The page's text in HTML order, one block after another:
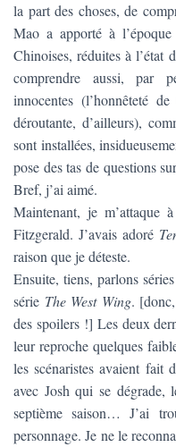
la part des choses, de
Mao a apporté à
Chinoises, réduites à l’état
comprendre aussi, par
innocentes (l’honnêteté
déroutante, d’ailleurs),
sont installées,
pose des tas de questions
Bref, j’ai aimé.
Maintenant, je m’attaque à
Fitzgerald. J’avais adoré
raison que je déteste.
Ensuite, tiens, parlons
série The West Wing.
des spoilers !] Les deux
leur reproche quelques
les scénaristes avaient fait
avec Josh qui se dégrade,
septième saison… J’ai
personnage. Je ne le